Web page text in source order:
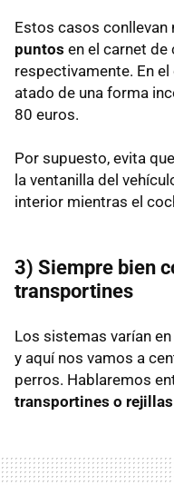
Estos casos conllevan
puntos en el carnet de
respectivamente. En
atado de una forma
80 euros.
Por supuesto, evita
la ventanilla del
interior mientras el
3) Siempre bien
transportines
Los sistemas varían
y aquí nos vamos a
perros. Hablaremos
transportines o